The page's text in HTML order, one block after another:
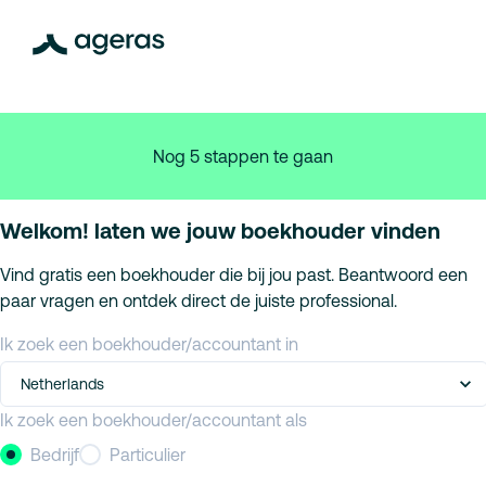
Nog 5 stappen te gaan
Welkom! laten we jouw boekhouder vinden
Vind gratis een boekhouder die bij jou past. Beantwoord een
paar vragen en ontdek direct de juiste professional.
Ik zoek een boekhouder/accountant in
Netherlands
Ik zoek een boekhouder/accountant als
Bedrijf
Particulier